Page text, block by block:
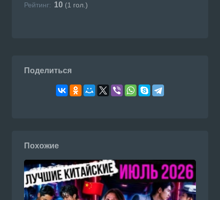
Рейтинг: 10 (1 гол.)
Поделиться
Похожие